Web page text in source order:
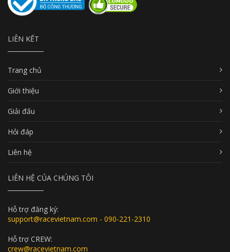
LIÊN KẾT
Trang chủ
Giới thiệu
Giải đấu
Hỏi đáp
Liên hệ
LIÊN HỆ CỦA CHÚNG TÔI
Hỗ trợ đăng ký:
support@racevietnam.com - 090-221-2310
Hỗ trợ CREW:
crew@racevietnam.com